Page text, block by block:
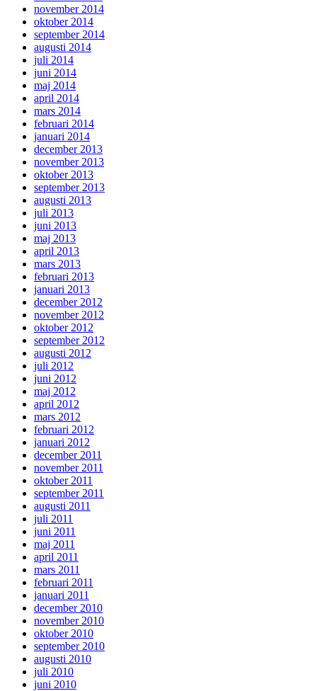
november 2014
oktober 2014
september 2014
augusti 2014
juli 2014
juni 2014
maj 2014
april 2014
mars 2014
februari 2014
januari 2014
december 2013
november 2013
oktober 2013
september 2013
augusti 2013
juli 2013
juni 2013
maj 2013
april 2013
mars 2013
februari 2013
januari 2013
december 2012
november 2012
oktober 2012
september 2012
augusti 2012
juli 2012
juni 2012
maj 2012
april 2012
mars 2012
februari 2012
januari 2012
december 2011
november 2011
oktober 2011
september 2011
augusti 2011
juli 2011
juni 2011
maj 2011
april 2011
mars 2011
februari 2011
januari 2011
december 2010
november 2010
oktober 2010
september 2010
augusti 2010
juli 2010
juni 2010